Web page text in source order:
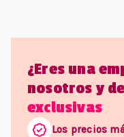
¿Eres una
nosotros y
exclusivas
Los precios